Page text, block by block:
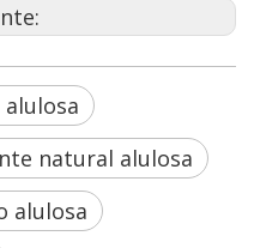
natural alulosa
alulosa